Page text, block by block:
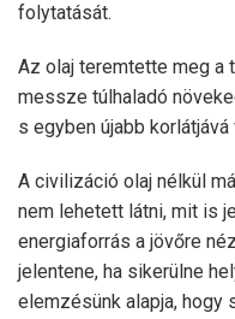
folytatását.
Az olaj teremtette meg a
messze túlhaladó
s egyben újabb korlátjává
A civilizáció olaj nélkül
nem lehetett látni, mit is
energiaforrás a jövőre
jelentene, ha sikerülne
elemzésünk alapja, hogy